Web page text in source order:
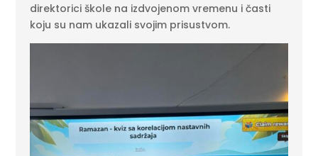
direktorici škole na izdvojenom vremenu i časti
koju su nam ukazali svojim prisustvom.